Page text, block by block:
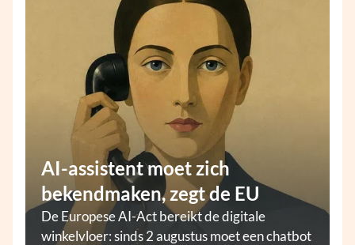
AI-assistent moet zich
bekendmaken, zegt de EU
De Europese AI-Act bereikt de digitale
winkelvloer: sinds 2 augustus moet een chatbot